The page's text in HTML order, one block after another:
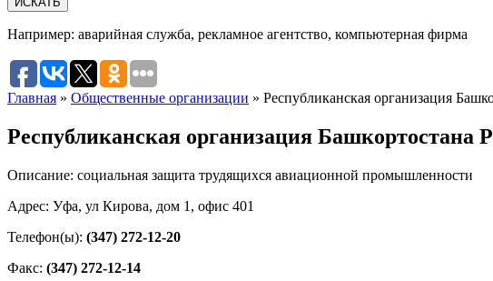
Например: аварийная служба, рекламное агентство, компьютерная фирма
Главная » Общественные организации » Республиканская организация
Республиканская организация
Описание: социальная защита трудящихся авиационной промышленности
Адрес: Уфа, ул Кирова, дом 1, офис 401
Телефон(ы): (347) 272-12-20
Факс: (347) 272-12-14